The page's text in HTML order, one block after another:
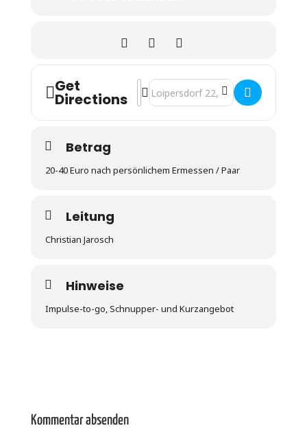
Get
Directions
Address - „IMPULSE-TO-GO“ LKP6 –
Destination Address - „IMPULSE-
Betrag
20-40 Euro nach persönlichem Ermessen / Paar
Leitung
Christian Jarosch
Hinweise
Impulse-to-go, Schnupper- und Kurzangebot
Kommentar absenden